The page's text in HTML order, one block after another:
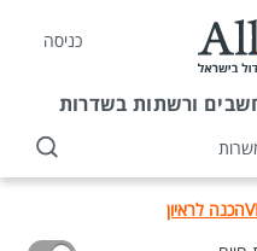
כניסה
ורשתות בשדרות
הכנה לראיון